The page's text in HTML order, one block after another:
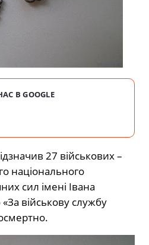
В GOOGLE
27 військових –
національного
сил імені Івана
військову службу